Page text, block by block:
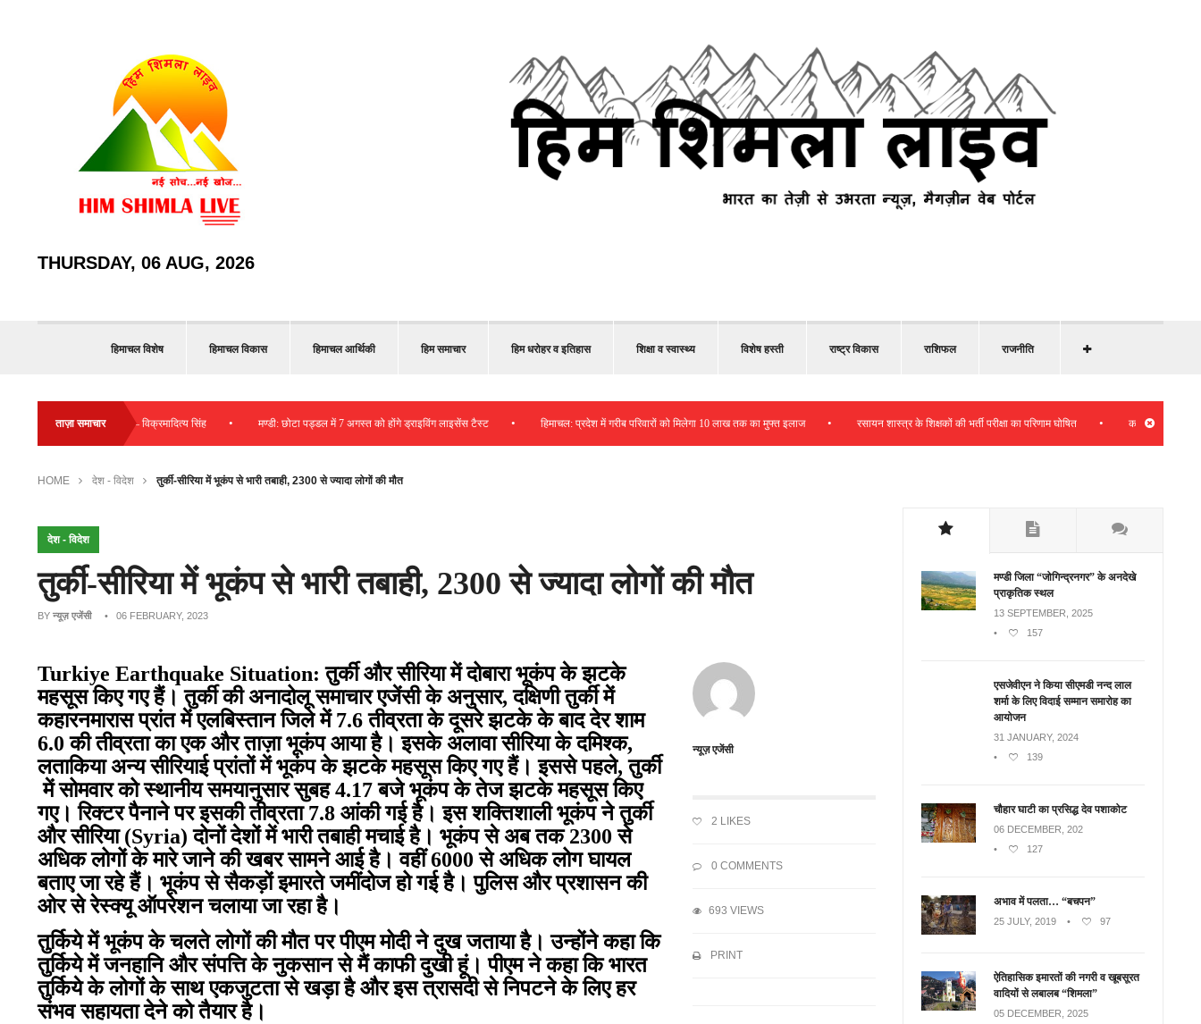
THURSDAY, 06 AUG, 2026
हिमाचल विशेष हिमाचल विकास हिमाचल आर्थिकी हिम समाचार हिम धरोहर व इतिहास शिक्षा व स्वास्थ्य विशेष हस्ती राष्ट्र विकास राशिफल राजनीति
ताज़ा समाचार
की राशि की जा रही व्यय – विक्रमादित्य सिंह मण्डी: छोटा पड्डल में 7 अगस्त को होंगे ड्राइविंग लाइसेंस टैस्ट हिमाचल: प्रदेश में गरीब परिवारों को मिलेगा 10 लाख तक का मुफ्त इलाज • रसायन शास्त्र के शिक्षकों की भर्ती परीक्षा का परिणाम घोषित कभी भी प्रदेश हितों
HOME देश - विदेश तुर्की-सीरिया में भूकंप से भारी तबाही, 2300 से ज्यादा लोगों की मौत
देश - विदेश
तुर्की-सीरिया में भूकंप से भारी तबाही, 2300 से ज्यादा लोगों की मौत
BY न्यूज़ एजेंसी • 06 FEBRUARY, 2023
न्यूज़ एजेंसी
2 LIKES
0 COMMENTS
693 VIEWS
PRINT
Turkiye Earthquake Situation: तुर्की और सीरिया में दोबारा भूकंप के झटके
महसूस किए गए हैं। तुर्की की अनादोलू समाचार एजेंसी के अनुसार,दक्षिणी तुर्की में
कहारनमारास प्रांत में एलबिस्तान जिले में 7.6 तीव्रता के दूसरे झटके के बाद देर शाम
6.0 की तीव्रता का एक और ताज़ा भूकंप आया है। इसके अलावा सीरिया के दमिश्क,
लताकिया अन्य सीरियाई प्रांतों में भूकंप के झटके महसूस किए गए हैं।इससे पहले,तुर्की
में सोमवार को स्थानीय समयानुसार सुबह 4.17 बजे भूकंप के तेज झटके महसूस किए
गए। रिक्टर पैनाने पर इसकी तीव्रता 7.8 आंकी गई है। इस शक्तिशाली भूकंप ने तुर्की
और सीरिया (Syria)दोनों देशों में भारी तबाही मचाई है। भूकंप से अब तक 2300 से
अधिक लोगों के मारे जाने की खबर सामने आई है। वहीं 6000 से अधिक लोग घायल
बताए जा रहे हैं। भूकंप से सैकड़ों इमारते जमींदोज हो गई है। पुलिस और प्रशासन की
ओर से रेस्क्यू ऑपरेशन चलाया जा रहा है।
तुर्किये में भूकंप के चलते लोगों की मौत पर पीएम मोदी ने दुख जताया है। उन्होंने कहा कि
तुर्किये में जनहानि और संपत्ति के नुकसान से मैं काफी दुखी हूं। पीएम ने कहा कि भारत
तुर्किये के लोगों के साथ एकजुटता से खड़ा है और इस त्रासदी से निपटने के लिए हर
संभव सहायता देने को तैयार है।
मण्डी जिला “जोगिन्द्रनगर” के अनदेखे
प्राकृतिक स्थल
13 SEPTEMBER, 2025
•
157
एसजेवीएन ने किया सीएमडी नन्‍द लाल
शर्मा के लिए विदाई सम्मान समारोह का
आयोजन
31 JANUARY, 2024
•
139
चौहार घाटी का प्रसिद्ध देव पशाकोट
06 DECEMBER, 202
•
127
अभाव में पलता… “बचपन”
25 JULY, 2019 • 97
ऐतिहासिक इमारतों की नगरी व खूबसूरत
वादियों से लबालब “शिमला”
05 DECEMBER, 2025